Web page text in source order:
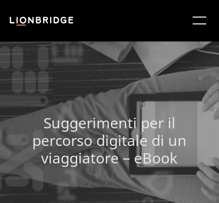
Suggerimenti per il
percorso digitale di un
viaggiatore – eBook